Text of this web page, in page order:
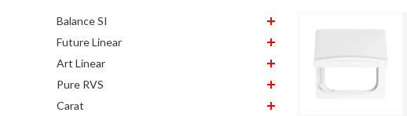
Balance SI
Future Linear
Art Linear
Pure RVS
Carat